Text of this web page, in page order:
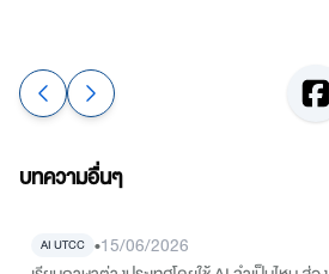
บทความอื่นๆ
AI UTCC •15/06/2026